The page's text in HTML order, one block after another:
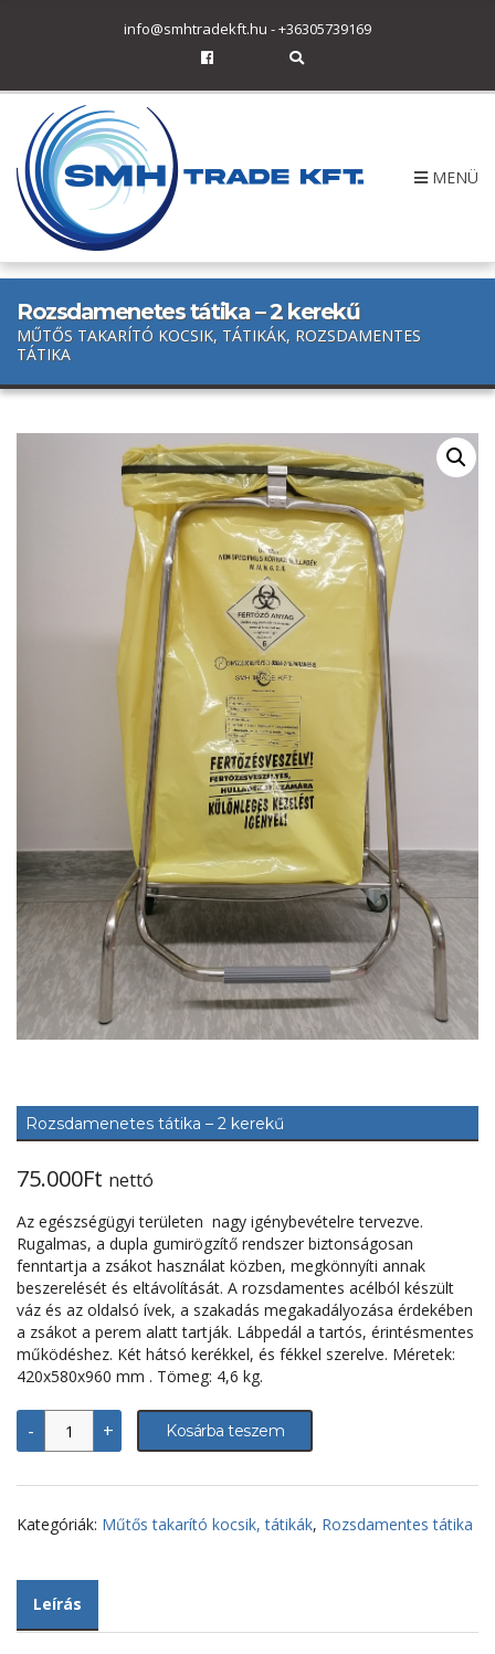
info@smhtradekft.hu -+36305739169
:
E
p
e
f
r
m
MENÜ
Rozsdamenetes tátika – 2 kerekű
MŰTŐS TAKARÍTÓ KOCSIK, TÁTIKÁK, ROZSDAMENTES
TÁTIKA
Rozsdamenetes tátika – 2 kerekű
75.000Ft nettó
Az egészségügyi területen nagy igénybevételre tervezve.
Rugalmas, a dupla gumirögzítő rendszer biztonságosan
fenntartja a zsákot használat közben, megkönnyíti annak
beszerelését és eltávolítását. A rozsdamentes acélból készült
váz és az oldalsó ívek, a szakadás megakadályozása érdekében
a zsákot a perem alatt tartják. Lábpedál a tartós, érintésmentes
működéshez. Két hátsó kerékkel, és fékkel szerelve. Méretek:
420x580x960 mm . Tömeg: 4,6 kg.
-
Rozsdamenetes
tátika
-
kerekű
+ Kosárba teszem
Kategóriák: Műtős takarító kocsik, tátikák, Rozsdamentes tátika
Leírás